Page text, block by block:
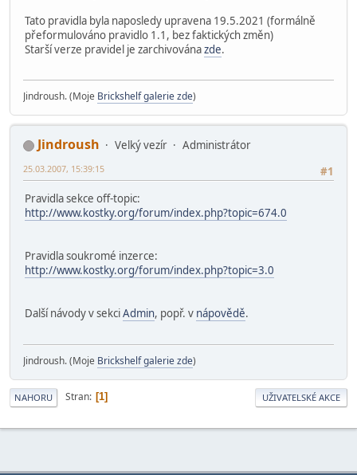
Tato pravidla byla naposledy upravena 19.5.2021 (formálně
přeformulováno pravidlo 1.1, bez faktických změn)
Starší verze pravidel je zarchivovánazde.
Jindroush. (Moje Brickshelf galerie zde)
Jindroush Velký vezír
Administrátor
#1
25.03.2007, 15:39:15
Pravidla sekce off-topic:
http://www.kostky.org/forum/index.php?topic=674.0
Pravidla soukromé inzerce:
http://www.kostky.org/forum/index.php?topic=3.0
Další návody v sekciAdmin, popř. v nápovědě.
Jindroush. (Moje Brickshelf galerie zde)
NAHORU Stran 1 UŽIVATELSKÉ AKCE